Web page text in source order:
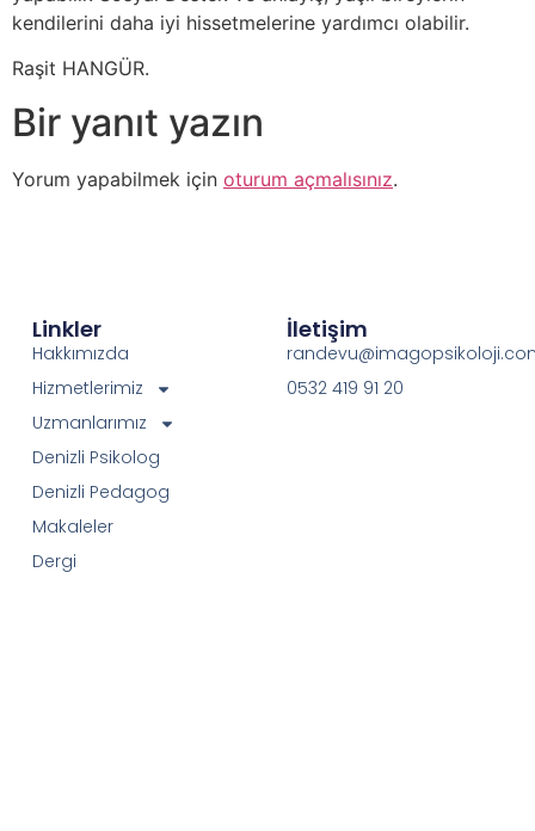
kendilerini daha iyi hissetmelerine yardımcı olabilir.
Raşit HANGÜR.
Bir yanıt yazın
Yorum yapabilmek için oturum açmalısınız.
Linkler
Hakkımızda
Hizmetlerimiz
Uzmanlarımız
Denizli Psikolog
Denizli Pedagog
Makaleler
Dergi
İletişim
0532 419 91 20